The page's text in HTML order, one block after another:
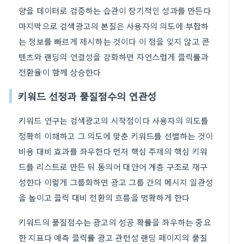
향을 데이터로 검증하는 습관이 장기적인 성과를 만든다
마지막으로 검색광고의 본질은 사용자의 의도에 부합하
는 정보를 빠르게 제시하는 것이다 이 점을 잊지 않고 콘
텐츠와 랜딩의 연결성을 강화하면 자연스럽게 클릭률과
전환율이 함께 상승한다
키워드 선정과 품질점수의 연관성
키워드 연구는 검색광고의 시작점이다 사용자의 의도를
정확히 이해하고 그 의도에 맞춘 키워드를 선별하는 것이
비용 대비 효과를 좌우한다 먼저 핵심 주제의 핵심 키워
드를 리스트로 만든 뒤 동의어 대안어 계층 구조로 재구
성한다 이렇게 그룹화하면 광고 그룹 간의 메시지 일관성
을 높이고 클릭 대비 전환의 흐름을 명확하게 한다
키워드의 품질점수는 광고의 성공 확률을 좌우하는 중요
한 지표다 예측 클릭률 광고 관련성 랜딩 페이지의 품질